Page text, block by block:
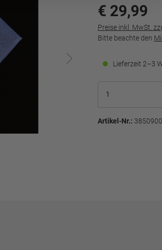
€ 29,99
Preise inkl. MwSt.
Bitte beachte den
Lieferzeit 2–3
Artikel-Nr.: 3850900